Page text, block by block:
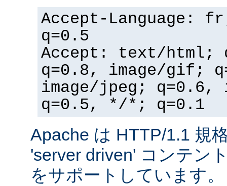
Accept-Language:
q=0.5
Accept: text/html;
q=0.8, image/gif;
image/jpeg; q=0.6,
q=0.5, */*; q=0.1
Apache は HTTP/1.1 規
'server driven' コンテン
をサポートしています